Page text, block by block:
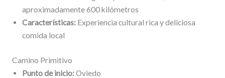
aproximadamente 600 kilómetros
Características:Experiencia cultural rica y deliciosa
comida local
Camino Primitivo
Punto de inicio:Oviedo